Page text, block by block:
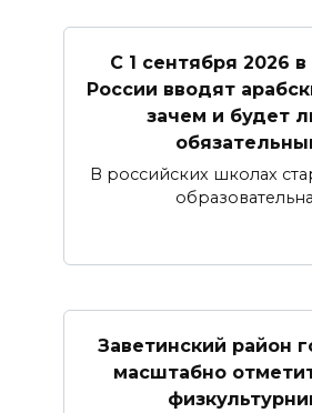
С 1 сентября 2026
России вводят
зачем и будет
В российских школах
Заветинский район
масштабно